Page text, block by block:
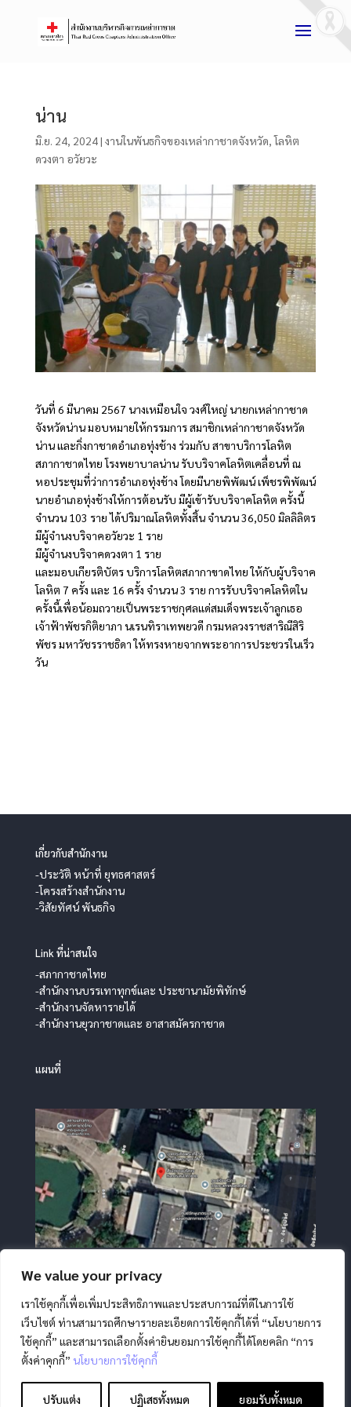
We value your privacy
เราใช้คุกกี้เพื่อเพิ่มประสิทธิภาพและประสบการณ์ที่ดีในการใช้
เว็บไซต์ ท่านสามารถศึกษารายละเอียดการใช้คุกกี้ได้ที่ “นโยบายการ
ใช้คุกกี้” และสามารถเลือกตั้งค่ายินยอมการใช้คุกกี้ได้โดยคลิก “การ
ตั้งค่าคุกกี้” นโยบายการใช้คุกกี้
ปรับแต่ง ปฏิเสธทั้งหมด ยอมรับทั้งหมด
น่าน
มิ.ย. 24, 2024| งานในพันธกิจของเหล่ากาชาดจังหวัด,โลหิต
ดวงตา อวัยวะ
วันที่ 6 มีนาคม 2567 นางเหมือนใจ วงศ์ใหญ่ นายกเหล่ากาชาด
จังหวัดน่าน มอบหมายให้กรรมการ สมาชิกเหล่ากาชาดจังหวัด
น่าน และกิ่งกาชาดอำเภอทุ่งช้าง ร่วมกับ สาขาบริการโลหิต
สภากาชาดไทย โรงพยาบาลน่าน รับบริจาคโลหิตเคลื่อนที่ ณ
หอประชุมที่ว่าการอำเภอทุ่งช้าง โดยมีนายพิพัฒน์ เพ็ชรพิพัฒน์
นายอำเภอทุ่งช้างให้การต้อนรับ มีผู้เข้ารับบริจาคโลหิต ครั้งนี้
จำนวน 103 ราย ได้ปริมาณโลหิตทั้งสิ้น จำนวน 36,050 มิลลิลิตร
มีผู้จำนงบริจาคอวัยวะ 1 ราย
มีผู้จำนงบริจาคดวงตา 1 ราย
และมอบเกียรติบัตร บริการโลหิตสภากาขาดไทย ให้กับผู้บริจาค
โลหิต 7 ครั้ง และ 16 ครั้ง จำนวน 3 ราย การรับบริจาคโลหิตใน
ครั้งนี้เพื่อน้อมถวายเป็นพระราชกุศลแด่สมเด็จพระเจ้าลูกเธอ
เจ้าฟ้าพัชรกิติยาภา นเรนทิราเทพยวดี กรมหลวงราชสาริณีสิริ
พัชร มหาวัชรราชธิดา ให้ทรงหายจากพระอาการประชวรในเร็ว
วัน
เกี่ยวกับสำนักงาน
-ประวัติ หน้าที่ ยุทธศาสตร์
-โครงสร้างสำนักงาน
-วิสัยทัศน์ พันธกิจ
Link ที่น่าสนใจ
-สภากาชาดไทย
-สำนักงานบรรเทาทุกข์และ ประชานามัยพิทักษ์
-สำนักงานจัดหารายได้
-สำนักงานยุวกาชาดและ อาสาสมัครกาชาด
แผนที่
ส่วนบุคคล
นโยบายคุกกี้ |ข้อตกลงการใช้งาน | มาตรการ